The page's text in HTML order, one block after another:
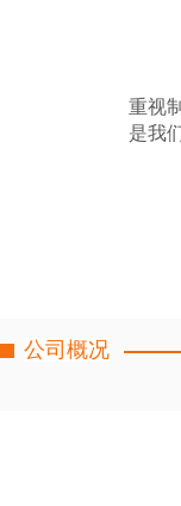
重视
是我
公司概况